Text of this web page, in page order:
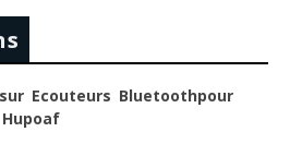
Ecouteurs Bluetoothpour